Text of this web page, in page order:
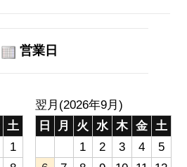
営業日
土
1
翌月(2026年9月)
日
月 火 水 木 金
土
1
2 3 4
5